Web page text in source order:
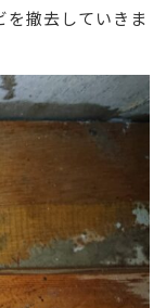
撤去していきま